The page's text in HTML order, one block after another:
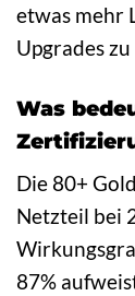
etwas mehr
Upgrades
Was
Die 80+
Netzteil bei
87%